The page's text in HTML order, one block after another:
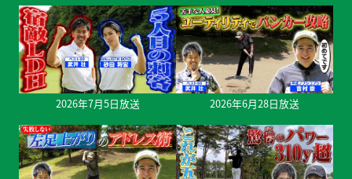
2026年7月5日放送 2026年6月28日放送